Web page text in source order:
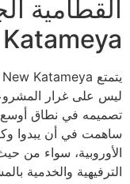
ليس على غرار
تصميمه في نطاق أوسع
ساهمت في أن يبدوا
الأوروبية، سواء من
الترفيهية والخدمية